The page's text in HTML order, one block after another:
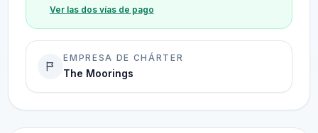
Ver las dos vías de pago
EMPRESA DE CHÁRTER
The Moorings